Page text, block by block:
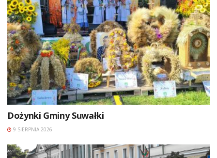
Dożynki Gminy Suwałki
9 SIERPNIA 2026